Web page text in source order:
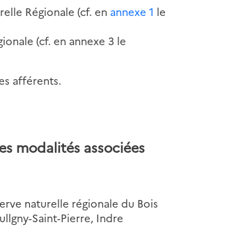
Régionale (cf. en annexe 1 le
(cf. en annexe 3 le
afférents.
modalités associées
naturelle régionale du Bois
Saint-Pierre, Indre